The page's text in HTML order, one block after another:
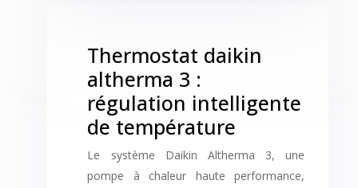
Thermostat daikin
altherma 3 :
régulation intelligente
de température
Le système Daikin Altherma 3, une
pompe à chaleur haute performance,